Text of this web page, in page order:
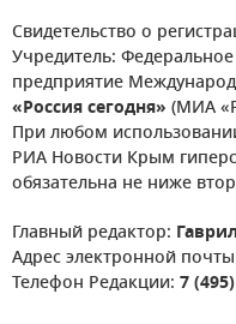
Свидетельство о
Учредитель:
предприятие
«Россия сегодня» (МИА
При любом
РИА Новости Крым
обязательна не ниже
Главный редактор:
Адрес электронной
Телефон Редакции: 7